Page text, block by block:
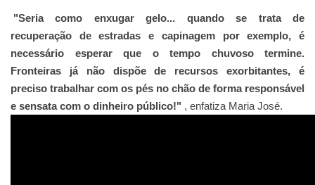
"Seria como enxugar gelo... quando se trata de
recuperação de estradas e capinagem por exemplo, é
necessário esperar que o tempo chuvoso termine.
Fronteiras já não dispõe de recursos exorbitantes, é
preciso trabalhar com os pés no chão de forma responsável
e sensata com o dinheiro público!" , enfatiza Maria José.